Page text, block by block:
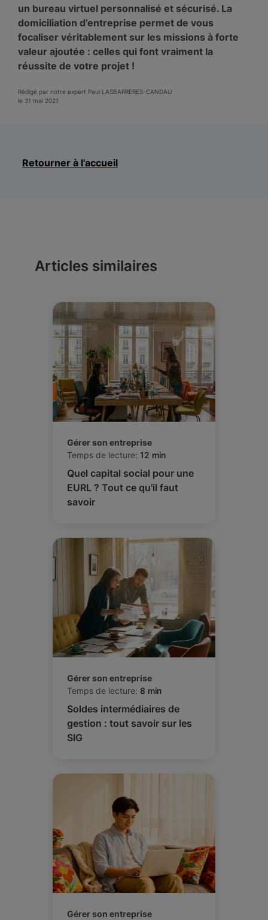
un bureau virtuel personnalisé et sécurisé. La
domiciliation d’entreprise permet de vous
focaliser véritablement sur les missions à forte
valeur ajoutée : celles qui font vraiment la
réussite de votre projet !
Rédigé par notre expert Paul LASBARRERES-CANDAU
le 31 mai 2021
Retourner à l'accueil
Articles similaires
Gérer son entreprise
Temps de lecture: 12 min
Quel capital social pour une
EURL ? Tout ce qu'il faut
savoir
Gérer son entreprise
Temps de lecture: 8 min
Soldes intermédiaires de
gestion : tout savoir sur les
SIG
Gérer son entreprise